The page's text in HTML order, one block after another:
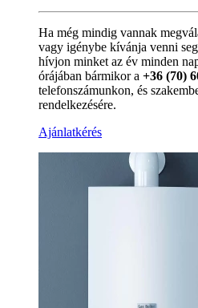
Ha még mindig vannak
vagy igénybe kívánja venni
hívjon minket az év minden
órájában bármikor a +36 (70)
telefonszámunkon, és
rendelkezésére.
Ajánlatkérés